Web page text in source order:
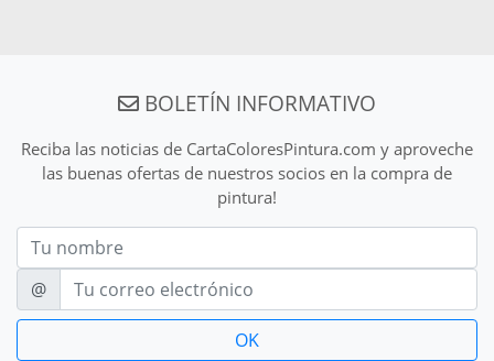
BOLETÍN INFORMATIVO
Reciba las noticias de CartaColoresPintura.com y aproveche
las buenas ofertas de nuestros socios en la compra de
pintura!
Nom
E-mail
@